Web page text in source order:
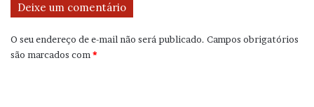
Deixe um comentário
O seu endereço de e-mail não será publicado. Campos obrigatórios
são marcados com*